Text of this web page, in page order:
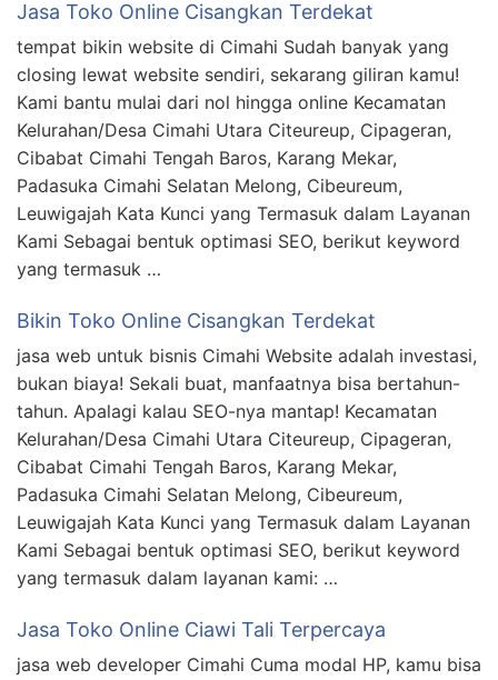
Jasa Toko Online Cisangkan Terdekat
tempat bikin website di Cimahi Sudah banyak yang
closing lewat website sendiri, sekarang giliran kamu!
Kami bantu mulai dari nol hingga online Kecamatan
Kelurahan/Desa Cimahi Utara Citeureup, Cipageran,
Cibabat Cimahi Tengah Baros, Karang Mekar,
Padasuka Cimahi Selatan Melong, Cibeureum,
Leuwigajah Kata Kunci yang Termasuk dalam Layanan
Kami Sebagai bentuk optimasi SEO, berikut keyword
yang termasuk …
Bikin Toko Online Cisangkan Terdekat
jasa web untuk bisnis Cimahi Website adalah investasi,
bukan biaya! Sekali buat, manfaatnya bisa bertahun-
tahun. Apalagi kalau SEO-nya mantap! Kecamatan
Kelurahan/Desa Cimahi Utara Citeureup, Cipageran,
Cibabat Cimahi Tengah Baros, Karang Mekar,
Padasuka Cimahi Selatan Melong, Cibeureum,
Leuwigajah Kata Kunci yang Termasuk dalam Layanan
Kami Sebagai bentuk optimasi SEO, berikut keyword
yang termasuk dalam layanan kami: …
Jasa Toko Online Ciawi Tali Terpercaya
jasa web developer Cimahi Cuma modal HP, kamu bisa